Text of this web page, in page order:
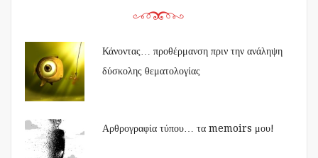
Κάνοντας… προθέρμανση πριν την ανάληψη
δύσκολης θεματολογίας
Αρθρογραφία τύπου… τα memoirs μου!